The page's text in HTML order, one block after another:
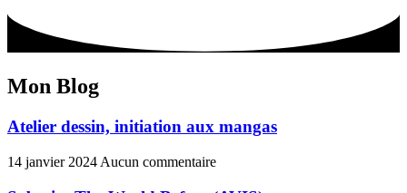
Mon Blog
Atelier dessin, initiation aux mangas
14 janvier 2024 Aucun commentaire